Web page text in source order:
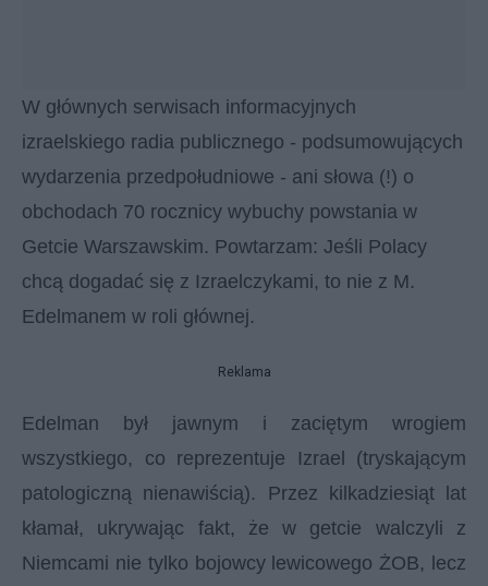
W głównych serwisach informacyjnych
izraelskiego radia publicznego - podsumowujących
wydarzenia przedpołudniowe - ani słowa (!) o
obchodach 70 rocznicy wybuchy powstania w
Getcie Warszawskim. Powtarzam: Jeśli Polacy
chcą dogadać się z Izraelczykami, to nie z M.
Edelmanem w roli głównej.
Reklama
Edelman był jawnym i zaciętym wrogiem
wszystkiego, co reprezentuje Izrael (tryskającym
patologiczną nienawiścią). Przez kilkadziesiąt lat
kłamał, ukrywając fakt, że w getcie walczyli z
Niemcami nie tylko bojowcy lewicowego ŻOB, lecz